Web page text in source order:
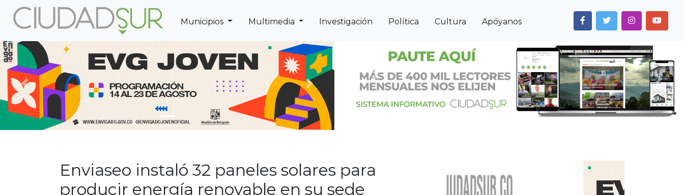
Municipios Multimedia Investigación Política Cultura Apóyanos
Previous Next Previous Next
Enviaseo instaló 32 paneles solares para
producir energía renovable en su sede